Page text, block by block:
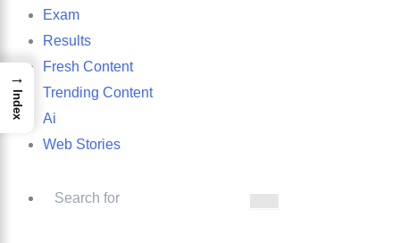
Exam
Results
Fresh Content
Trending Content
Ai
Web Stories
→
Index